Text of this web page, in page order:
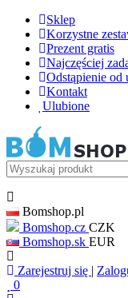
Sklep
Korzystne
Prezent gratis
Najczęściej
Odstąpienie od
Kontakt
Ulubione
Bomshop.pl
Bomshop.cz CZK
Bomshop.sk EUR
Zarejestruj się |
0